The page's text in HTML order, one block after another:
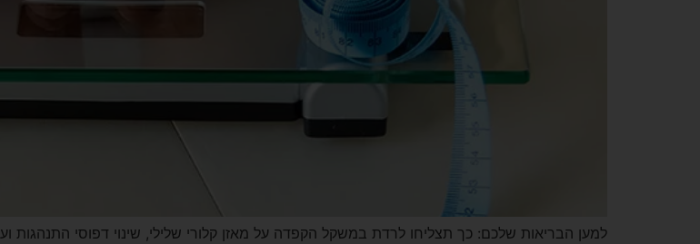
למען הבריאות שלכם: כך תצליחו לרדת במשקל הקפדה על מאזן קלורי שלילי, שינוי דפוסי